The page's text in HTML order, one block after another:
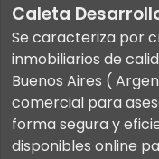
Caleta
Se caracteriza por
inmobiliarios de
Buenos Aires (
comercial para
forma segura y
disponibles online